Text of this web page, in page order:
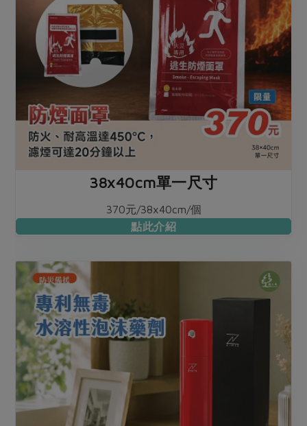
38x40cm單一尺寸
370元/38x40cm/個
點此介紹